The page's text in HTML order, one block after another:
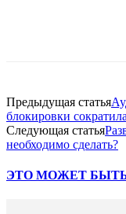
Предыдущая статья
блокировки
Следующая статья
необходимо сделать?
ЭТО МОЖЕТ